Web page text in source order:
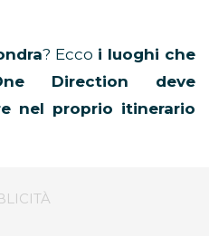
? Ecco i luoghi che
Direction deve
nel proprio itinerario